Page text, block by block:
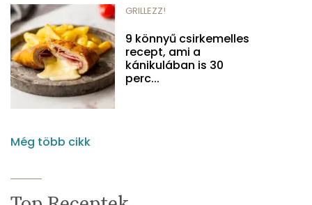
GRILLEZZ!
9 könnyű csirkemelles
recept, ami a
kánikulában is 30
perc...
Még több cikk